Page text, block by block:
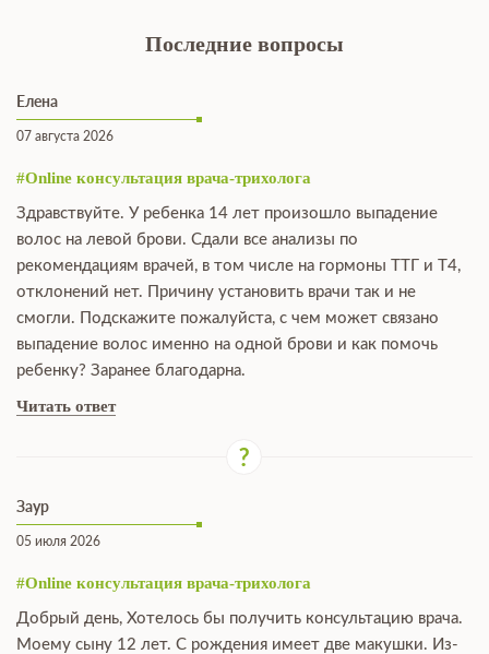
Последние вопросы
Елена
07 августа 2026
#Online консультация врача-трихолога
Здравствуйте. У ребенка 14 лет произошло выпадение
волос на левой брови. Сдали все анализы по
рекомендациям врачей, в том числе на гормоны ТТГ и Т4,
отклонений нет. Причину установить врачи так и не
смогли. Подскажите пожалуйста, с чем может связано
выпадение волос именно на одной брови и как помочь
ребенку? Заранее благодарна.
Читать ответ
Заур
05 июля 2026
#Online консультация врача-трихолога
Добрый день, Хотелось бы получить консультацию врача.
Моему сыну 12 лет. С рождения имеет две макушки. Из-